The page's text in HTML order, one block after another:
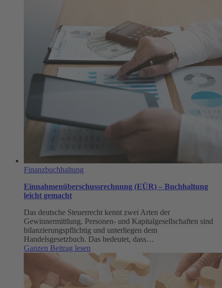
Übersicht
für
Mittelstand
Finanzbuchhaltung
Einnahmenüberschussrechnung (EÜR) – Buchhaltung
leicht gemacht
Das deutsche Steuerrecht kennt zwei Arten der
Gewinnermittlung. Personen- und Kapitalgesellschaften sind
bilanzierungspflichtig und unterliegen dem
Handelsgesetzbuch. Das bedeutet, dass…
Ganzen Beitrag lesen
Einnahmenüberschussrechnung
(EÜR)